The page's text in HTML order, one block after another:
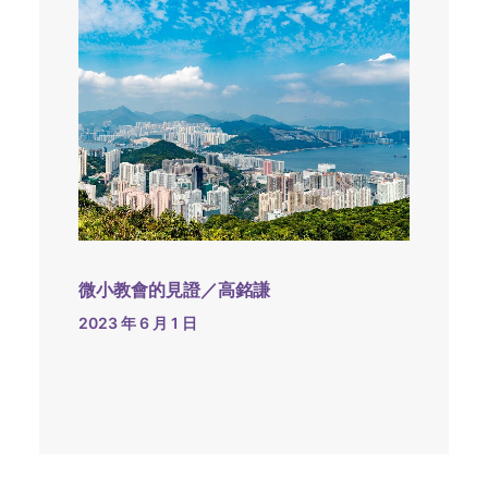
微小教會的見證／高銘謙
2023 年 6 月 1 日